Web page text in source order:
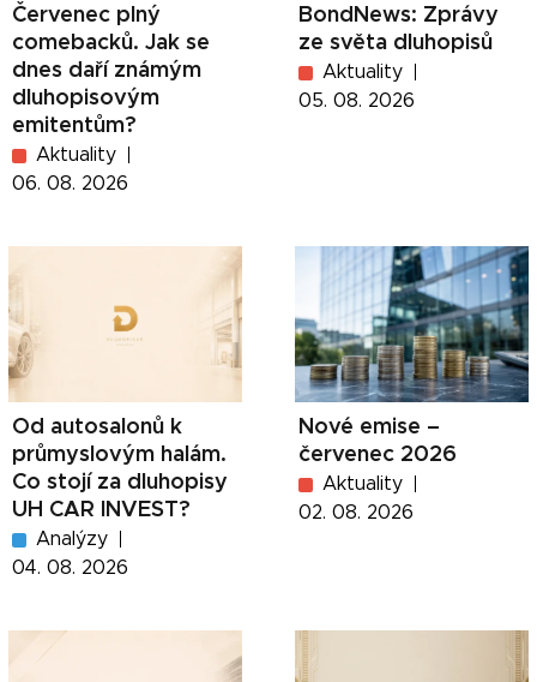
Červenec plný
comebacků. Jak se
dnes daří známým
dluhopisovým
emitentům?
Aktuality
06. 08. 2026
BondNews: Zprávy
ze světa dluhopisů
Aktuality
05. 08. 2026
Od autosalonů k
průmyslovým halám.
Co stojí za dluhopisy
UH CAR INVEST?
Analýzy
04. 08. 2026
Nové emise –
červenec 2026
Aktuality
02. 08. 2026